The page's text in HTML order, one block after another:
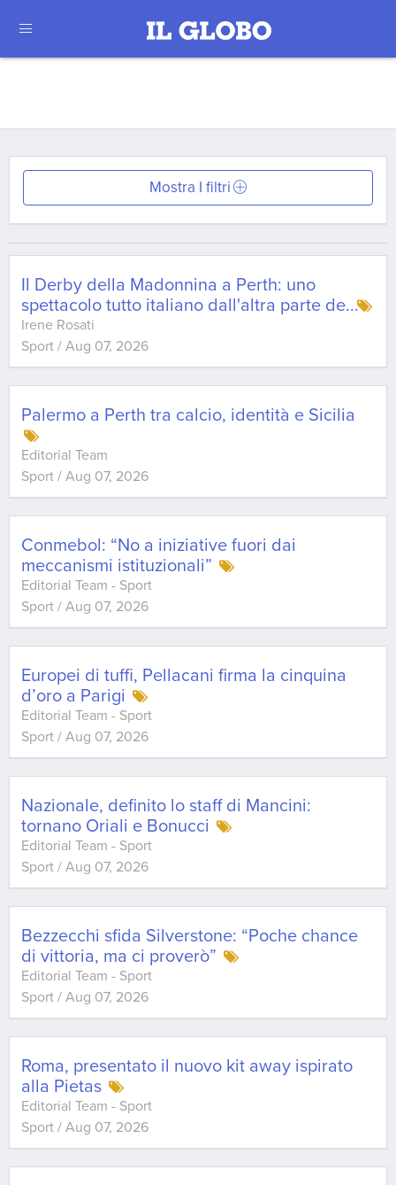
Mostra I filtri
Il Derby della Madonnina a Perth: uno
spettacolo tutto italiano dall'altra parte de...
Irene Rosati
Sport / Aug 07, 2026
Palermo a Perth tra calcio, identità e Sicilia
Editorial Team
Sport / Aug 07, 2026
Conmebol: “No a iniziative fuori dai
meccanismi istituzionali”
Editorial Team - Sport
Sport / Aug 07, 2026
Europei di tuffi, Pellacani firma la cinquina
d’oro a Parigi
Editorial Team - Sport
Sport / Aug 07, 2026
Nazionale, definito lo staff di Mancini:
tornano Oriali e Bonucci
Editorial Team - Sport
Sport / Aug 07, 2026
Bezzecchi sfida Silverstone: “Poche chance
di vittoria, ma ci proverò”
Editorial Team - Sport
Sport / Aug 07, 2026
Roma, presentato il nuovo kit away ispirato
alla Pietas
Editorial Team - Sport
Sport / Aug 07, 2026